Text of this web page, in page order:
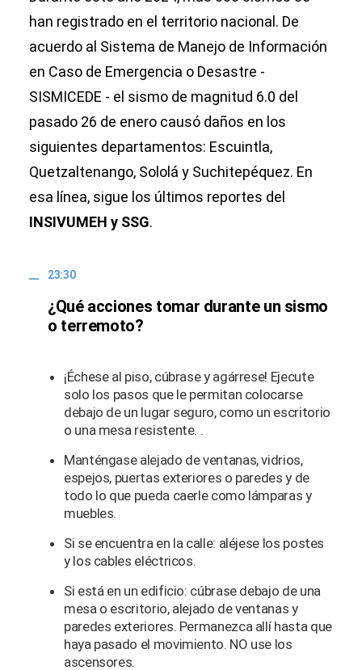
han registrado en el territorio nacional. De
acuerdo al Sistema de Manejo de Información
en Caso de Emergencia o Desastre -
SISMICEDE - el sismo de magnitud 6.0 del
pasado 26 de enero causó daños en los
siguientes departamentos: Escuintla,
Quetzaltenango, Sololá y Suchitepéquez. En
esa línea, sigue los últimos reportes del
INSIVUMEH y SSG.
23:30
¿Qué acciones tomar durante un sismo
o terremoto?
¡Échese al piso, cúbrase y agárrese! Ejecute
solo los pasos que le permitan colocarse
debajo de un lugar seguro, como un escritorio
o una mesa resistente. .
Manténgase alejado de ventanas, vidrios,
espejos, puertas exteriores o paredes y de
todo lo que pueda caerle como lámparas y
muebles.
Si se encuentra en la calle: aléjese los postes
y los cables eléctricos.
Si está en un edificio: cúbrase debajo de una
mesa o escritorio, alejado de ventanas y
paredes exteriores. Permanezca allí hasta que
haya pasado el movimiento. NO use los
ascensores.